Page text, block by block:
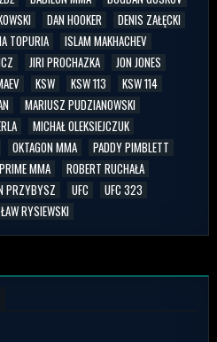
DAN HOOKER
DENIS ZAŁĘCKI
TOPURIA
ISLAM MAKHACHEV
JIRI PROCHAZKA
JON JONES
KSW KSW 113
KSW 114
MARIUSZ PUDZIANOWSKI
MICHAŁ OLEKSIEJCZUK
OKTAGON MMA
PADDY PIMBLETT
PRIME MMA
ROBERT RUCHAŁA
PRZYBYSZ UFC
UFC 323
RYSIEWSKI